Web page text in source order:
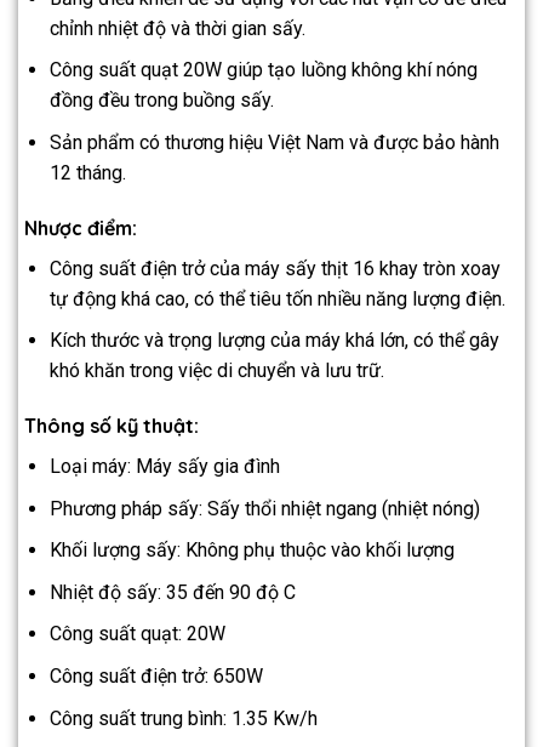
chỉnh nhiệt độ và thời gian sấy.
Công suất quạt 20W giúp tạo luồng không khí nóng
đồng đều trong buồng sấy.
Sản phẩm có thương hiệu Việt Nam và được bảo hành
12 tháng.
Nhược điểm:
Công suất điện trở của máy sấy thịt 16 khay tròn xoay
tự động khá cao, có thể tiêu tốn nhiều năng lượng điện.
Kích thước và trọng lượng của máy khá lớn, có thể gây
khó khăn trong việc di chuyển và lưu trữ.
Thông số kỹ thuật:
Loại máy: Máy sấy gia đình
Phương pháp sấy: Sấy thổi nhiệt ngang (nhiệt nóng)
Khối lượng sấy: Không phụ thuộc vào khối lượng
Nhiệt độ sấy: 35 đến 90 độ C
Công suất quạt: 20W
Công suất điện trở: 650W
Công suất trung bình: 1.35 Kw/h